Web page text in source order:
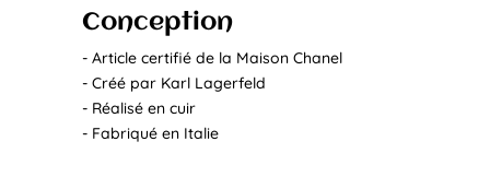
Conception
- Article certifié de la Maison Chanel
- Créé par Karl Lagerfeld
- Réalisé en cuir
- Fabriqué en Italie